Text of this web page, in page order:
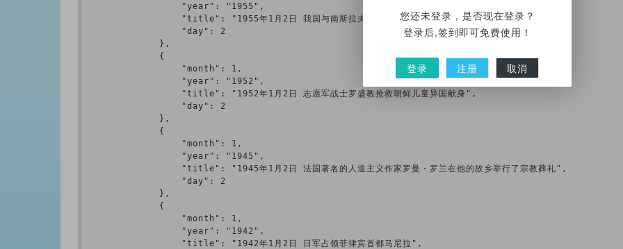
                "year": "1955",
                "title": "1955年1月2日 我国与南斯拉夫(塞尔维亚)建立外交关系",
                "day": 2
            },
            {
                "month": 1,
                "year": "1952",
                "title": "1952年1月2日 志愿军战士罗盛教抢救朝鲜儿童异国献身",
                "day": 2
            },
            {
                "month": 1,
                "year": "1945",
                "title": "1945年1月2日 法国著名的人道主义作家罗曼・罗兰在他的故乡举行了宗教葬礼",
                "day": 2
            },
            {
                "month": 1,
                "year": "1942",
                "title": "1942年1月2日 日军占领菲律宾首都马尼拉",
您还未登录，是否现在登录？
登录后,签到即可免费使用！
登录 注册 取消